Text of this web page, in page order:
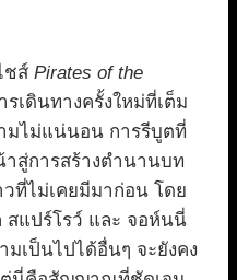
ชส์ Pirates of the
รเดินทางครั้งใหม่ที่เต็ม
มไม่แน่นอน การรีบูตที่
สู่การสร้างตำนานบท
วที่ไม่เคยมีมาก่อน โดย
สแปร์โรว์ และ จอห์นนี่
เป็นไปได้อื่นๆ จะยังคง